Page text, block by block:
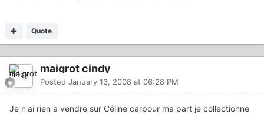
Quote
maigrot cindy
Posted January 13, 2008 at 06:28 PM
Je n'ai rien a vendre sur Céline carpour ma part je collectionne